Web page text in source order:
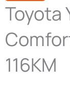
Toyota
116KM